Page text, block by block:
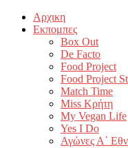
Αρχικη
Εκπομπες
Box Out
De Facto
Food Project
Food Project
Match Time
Miss Κρήτη
My Vegan Life
Yes I Do
Αγώνες Α΄